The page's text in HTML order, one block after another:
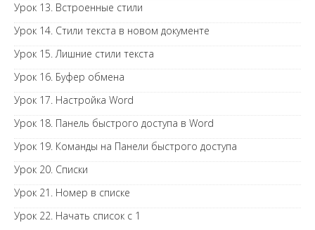
Урок 13. Встроенные стили
Урок 14. Стили текста в новом документе
Урок 15. Лишние стили текста
Урок 16. Буфер обмена
Урок 17. Настройка Word
Урок 18. Панель быстрого доступа в Word
Урок 19. Команды на Панели быстрого доступа
Урок 20. Списки
Урок 21. Номер в списке
Урок 22. Начать список с 1